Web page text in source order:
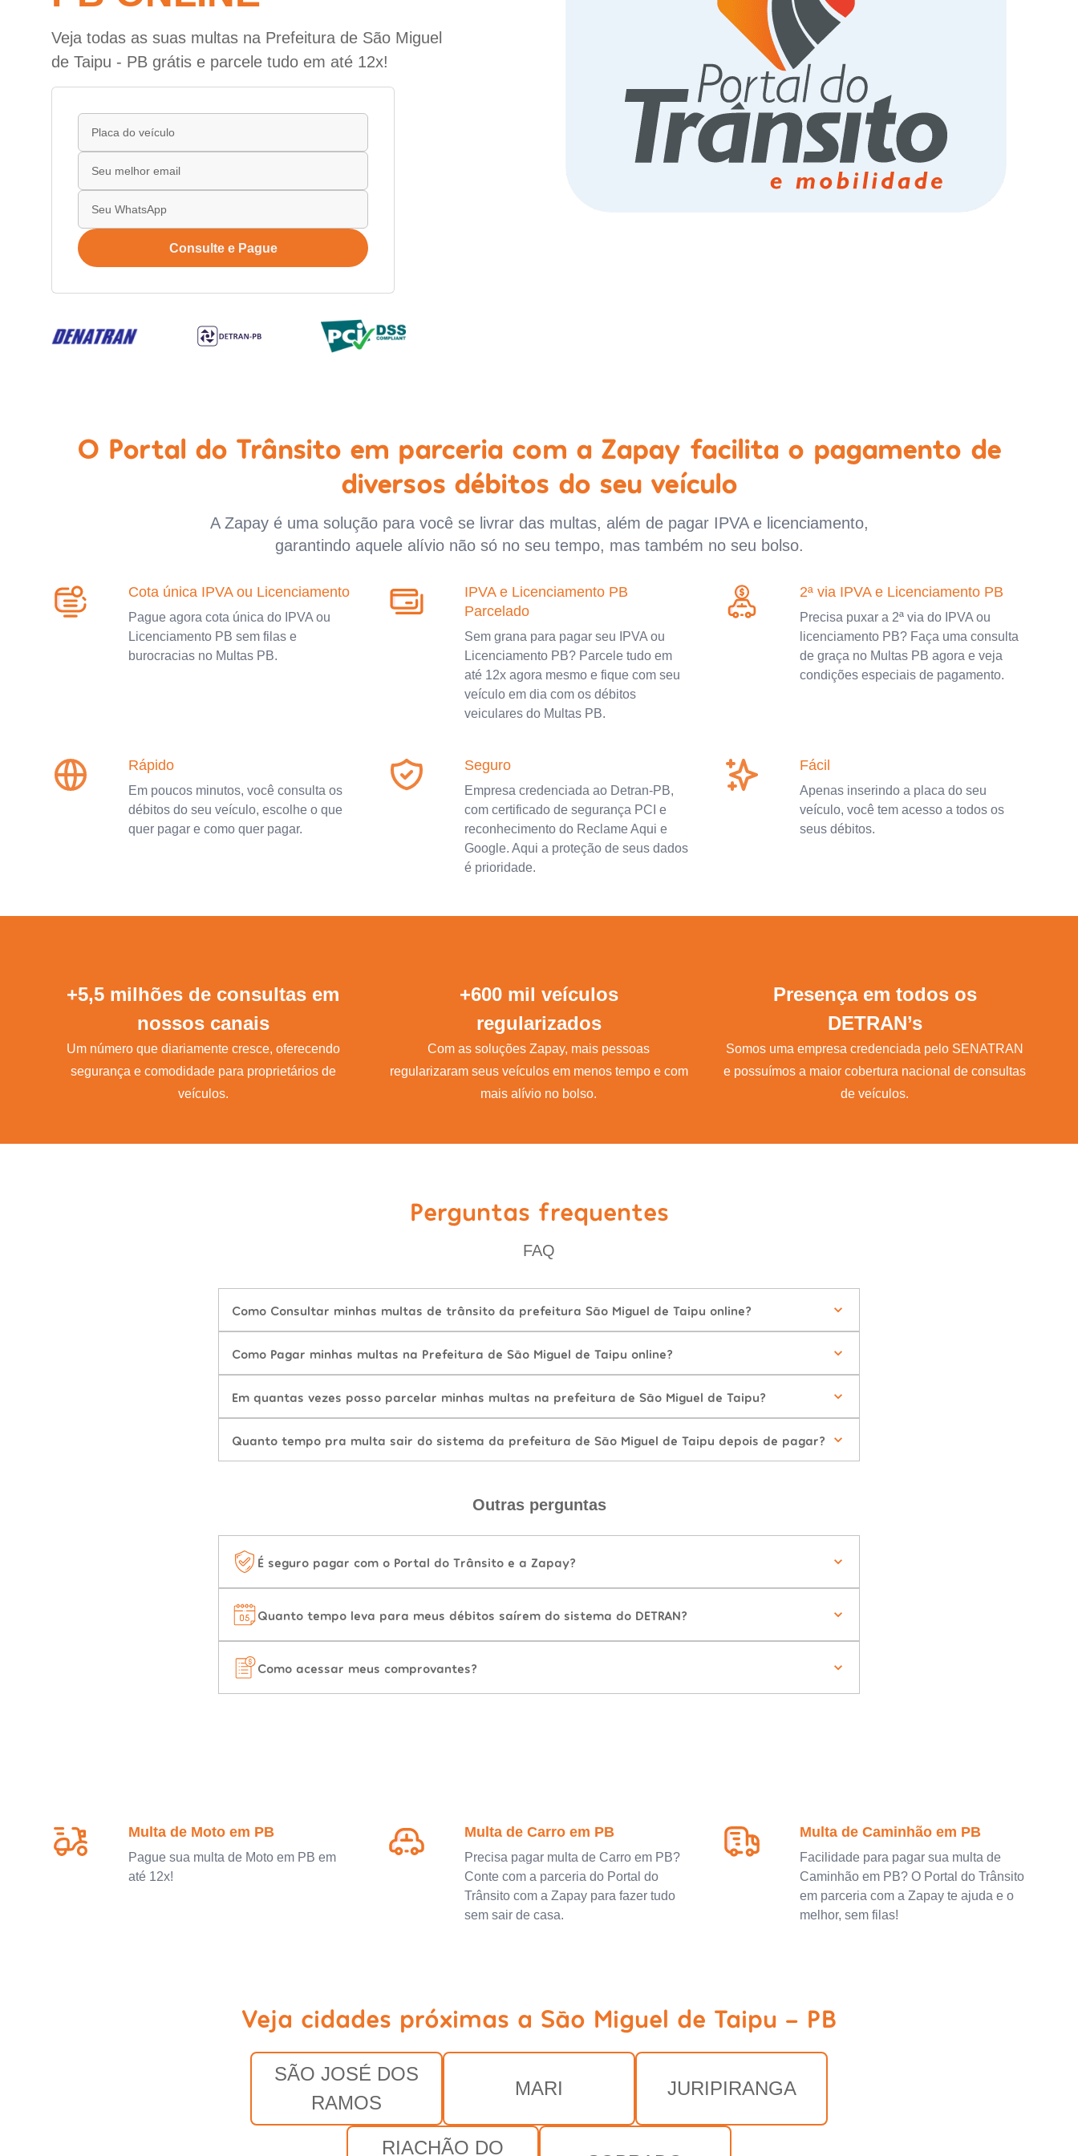
Veja todas as suas multas na Prefeitura de São Miguel
de Taipu - PB grátis e parcele tudo em até 12x!
Consulte e Pague
O Portal do Trânsito em parceria com a Zapay facilita o pagamento de
diversos débitos do seu veículo
A Zapay é uma solução para você se livrar das multas, além de pagar IPVA e licenciamento,
garantindo aquele alívio não só no seu tempo, mas também no seu bolso.
Cota única IPVA ou Licenciamento
Pague agora cota única do IPVA ou
Licenciamento PB sem filas e
burocracias no Multas PB.
IPVA e Licenciamento PB
Parcelado
Sem grana para pagar seu IPVA ou
Licenciamento PB? Parcele tudo em
até 12x agora mesmo e fique com seu
veículo em dia com os débitos
veiculares do Multas PB.
2ª via IPVA e Licenciamento PB
Precisa puxar a 2ª via do IPVA ou
licenciamento PB? Faça uma consulta
de graça no Multas PB agora e veja
condições especiais de pagamento.
Rápido
Em poucos minutos, você consulta os
débitos do seu veículo, escolhe o que
quer pagar e como quer pagar.
Seguro
Empresa credenciada ao Detran-PB,
com certificado de segurança PCI e
reconhecimento do Reclame Aqui e
Google. Aqui a proteção de seus dados
é prioridade.
Fácil
Apenas inserindo a placa do seu
veículo, você tem acesso a todos os
seus débitos.
+5,5 milhões de consultas em
nossos canais
Um número que diariamente cresce, oferecendo
segurança e comodidade para proprietários de
veículos.
+600 mil veículos
regularizados
Com as soluções Zapay, mais pessoas
regularizaram seus veículos em menos tempo e com
mais alívio no bolso.
Presença em todos os
DETRAN’s
Somos uma empresa credenciada pelo SENATRAN
e possuímos a maior cobertura nacional de consultas
de veículos.
Perguntas frequentes
FAQ
Como Consultar minhas multas de trânsito da prefeitura São Miguel de Taipu online?
Como Pagar minhas multas na Prefeitura de São Miguel de Taipu online?
Em quantas vezes posso parcelar minhas multas na prefeitura de São Miguel de Taipu?
Quanto tempo pra multa sair do sistema da prefeitura de São Miguel de Taipu depois de pagar?
Outras perguntas
É seguro pagar com o Portal do Trânsito e a Zapay?
Quanto tempo leva para meus débitos saírem do sistema do DETRAN?
Como acessar meus comprovantes?
Multa de Moto em PB
Pague sua multa de Moto em PB em
até 12x!
Multa de Carro em PB
Precisa pagar multa de Carro em PB?
Conte com a parceria do Portal do
Trânsito com a Zapay para fazer tudo
sem sair de casa.
Multa de Caminhão em PB
Facilidade para pagar sua multa de
Caminhão em PB? O Portal do Trânsito
em parceria com a Zapay te ajuda e o
melhor, sem filas!
Veja cidades próximas a São Miguel de Taipu - PB
SÃO JOSÉ DOS
RAMOS
MARI JURIPIRANGA
RIACHÃO DO